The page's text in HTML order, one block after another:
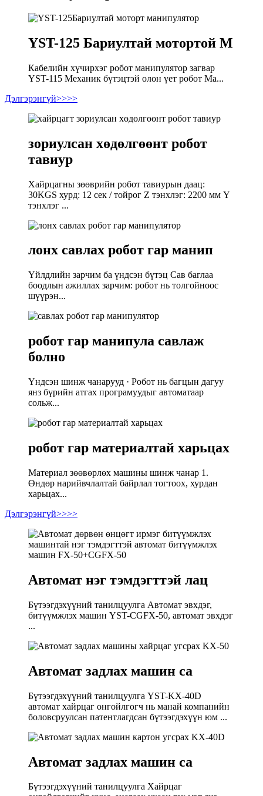
YST-125 Бариултай мотортой M
Кабелийн хүчирхэг робот манипулятор загвар
YST-115 Механик бүтэцтэй олон үет робот Ма...
Дэлгэрэнгүй>>>>
зориулсан хөдөлгөөнт робот
тавиур
Хайрцагны зөөврийн робот тавиурын даац:
30KGS хурд: 12 сек / тойрог Z тэнхлэг: 2200 мм Y
тэнхлэг ...
лонх савлах робот гар манип
Үйлдлийн зарчим ба үндсэн бүтэц Сав баглаа
боодлын ажиллах зарчим: робот нь толгойноос
шүүрэн...
робот гар манипула савлаж
болно
Үндсэн шинж чанарууд · Робот нь багцын дагуу
янз бүрийн атгах програмуудыг автоматаар
сольж...
робот гар материалтай харьцах
Материал зөөвөрлөх машины шинж чанар 1.
Өндөр нарийвчлалтай байрлал тогтоох, хурдан
харьцах...
Дэлгэрэнгүй>>>>
Автомат нэг тэмдэгттэй лац
Бүтээгдэхүүний танилцуулга Автомат эвхдэг,
битүүмжлэх машин YST-CGFX-50, автомат эвхдэг
...
Автомат задлах машин ca
Бүтээгдэхүүний танилцуулга YST-KX-40D
автомат хайрцаг онгойлгогч нь манай компанийн
боловсруулсан патентлагдсан бүтээгдэхүүн юм ...
Автомат задлах машин ca
Бүтээгдэхүүний танилцуулга Хайрцаг